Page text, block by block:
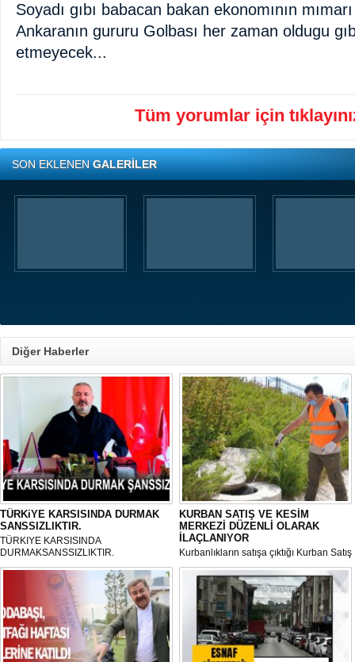
Soyadı gıbı babacan bakan ekonomının
Ankaranın gururu Golbası her zaman oldugu
etmeyecek...
Tüm yorumlar için
SON EKLENENGALERİLER
Diğer Haberler
TÜRKiYE KARSISINDA DURMAK
SANSSIZLIKTIR.
TÜRKIYE KARSISINDA
DURMAKSANSSIZLIKTIR.
KURBAN SATIŞ VE KESİM
MERKEZİ DÜZENLİ OLARAK
İLAÇLANIYOR
Kurbanlıkların satışa çıktığı Kurban Satış
ve Kesim Merkezi, haşere ve
mikropların önüne geçilmesi amacıyla
her gün Gölbaşı Belediyesi ekipleri
tarafından düzenli olarak ilaçlanıyor.